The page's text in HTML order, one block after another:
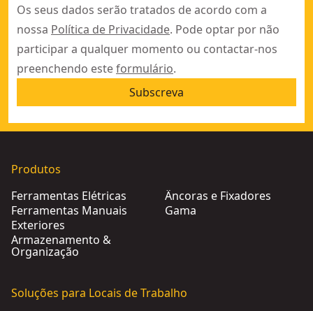
Os seus dados serão tratados de acordo com a
nossa Política de Privacidade. Pode optar por não
participar a qualquer momento ou contactar-nos
preenchendo esteformulário.
Subscreva
Produtos
Ferramentas Elétricas
Ferramentas Manuais
Exteriores
Armazenamento &
Organização
Âncoras e Fixadores
Gama
Soluções para Locais de Trabalho